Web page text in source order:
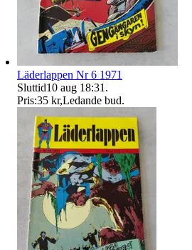
Läderlappen Nr 6 1971
Sluttid10 aug 18:31 .
Pris:35 kr,Ledande bud.